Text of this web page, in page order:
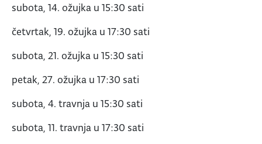
subota, 14. ožujka u 15:30 sati
četvrtak, 19. ožujka u 17:30 sati
subota, 21. ožujka u 15:30 sati
petak, 27. ožujka u 17:30 sati
subota, 4. travnja u 15:30 sati
subota, 11. travnja u 17:30 sati